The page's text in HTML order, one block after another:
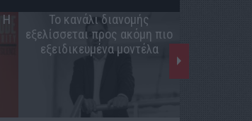
Η
Το κανάλι διανομής
εξελίσσεται προς ακόμη πιο
εξειδικευμένα μοντέλα